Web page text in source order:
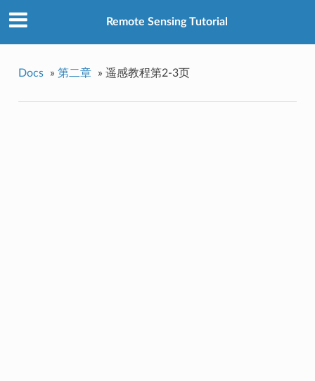
Remote Sensing Tutorial
Docs » 第二章 » 遥感教程第2-3页